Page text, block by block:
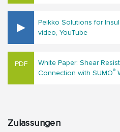
Peikko Solutions for
video, YouTube
White Paper: Shear
Connection with SUMO®
Zulassungen